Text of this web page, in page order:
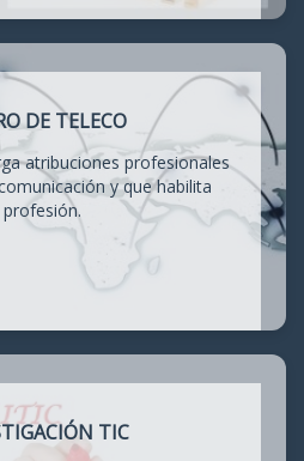
DE TELECO
atribuciones profesionales
y que habilita
TIC